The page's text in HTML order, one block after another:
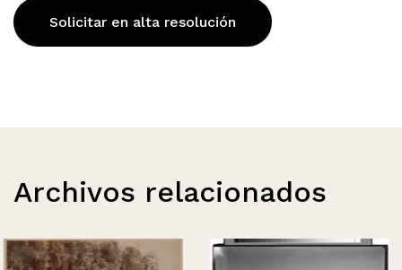
Solicitar en alta resolución
Archivos relacionados